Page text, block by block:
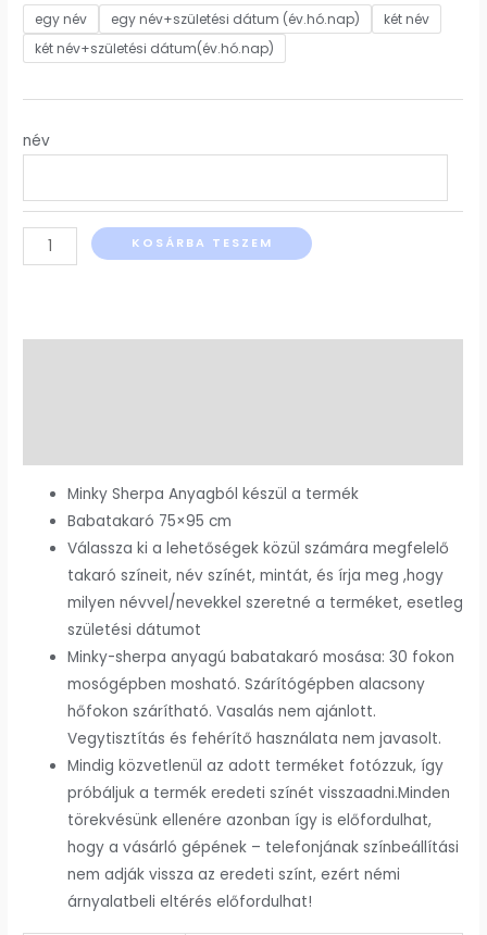
egy név egy név+születési dátum (év.hó.nap)
két név
két név+születési dátum(év.hó.nap)
név
KOSÁRBA TESZEM
Minky Sherpa Anyagból készül a termék
Babatakaró 75×95 cm
Válassza ki a lehetőségek közül számára megfelelő
takaró színeit, név színét, mintát, és írja meg ,hogy
milyen névvel/nevekkel szeretné a terméket, esetleg
születési dátumot
Minky-sherpa anyagú babatakaró mosása: 30 fokon
mosógépben mosható. Szárítógépben alacsony
hőfokon szárítható. Vasalás nem ajánlott.
Vegytisztítás és fehérítő használata nem javasolt.
Mindig közvetlenül az adott terméket fotózzuk, így
próbáljuk a termék eredeti színét visszaadni.Minden
törekvésünk ellenére azonban így is előfordulhat,
hogy a vásárló gépének – telefonjának színbeállítási
nem adják vissza az eredeti színt, ezért némi
árnyalatbeli eltérés előfordulhat!